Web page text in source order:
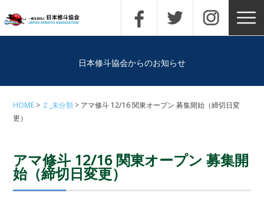
日本修斗協会からのお知らせ
HOME Ｚ_未分類
アマ修斗 12/16 関東オープン 募集開始（締切日変
更）
アマ修斗 12/16 関東オープン 募集開
始（締切日変更）